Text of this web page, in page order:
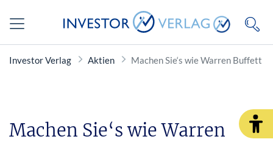
Investor Verlag Aktien Machen Sie‘s wie Warren Buffett
Machen Sie‘s wie Warren